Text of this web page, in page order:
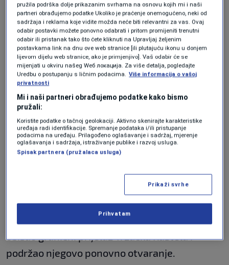
praćenje provođenja Ugovora između Bosne i
Hercegovine i Republike Hrvatske o graničnim
prijelazima na sjednici održanoj prije tri dana,
dok je odluka jučer dostavljena Sektoru za
carine.
Otvaranje ovog prijelaza rezultat je
višegodišnjih inicijativa i nastojanja lokalnih i
državnih zvaničnika da se građanima omogući
lakši prelazak granice, posebno u periodima
Kako je rečeno, značajan doprinos u rješavanju
ovog pitanja dao i član Predsjedništva BiH
Denis Bećirović, koji je tokom posjete Cazinu
obišao granični prijelaz Tržačka Raštela i
podržao njegovo ponovno otvaranje.
pružila podrška dolje prikazanim svrhama na osnovu kojih mi i naši
partneri obrađujemo podatke Ukoliko je praćenje onemogućeno, neki od
sadržaja i reklama koje vidite možda neće biti relevantni za vas. Ovaj
odabir postavki možete ponovno odabrati i pritom promijeniti trenutni
odabir ili pristanak tako što ćete kliknuti na Upravljaj željenim
postavkama link na dnu ove web stranice [ili plutajuću ikonu u donjem
lijevom dijelu web stranice, ako je primjenjivo]. Vaš odabir će se
mijenjati u okviru našeg Wеб локација. Za više detalja, pogledajte
Uredbu o postupanju s ličnim podacima. Više informacija o vašoj
privatnosti
Mi i naši partneri obrađujemo podatke kako bismo
pružali:
Koristite podatke o tačnoj geolokaciji. Aktivno skenirajte karakteristike
uređaja radi identifikacije. Spremanje podataka i/ili pristupanje
podacima na uređaju. Prilagođeno oglašavanje i sadržaj, mjerenje
oglašavanja i sadržaja, istraživanje publike i razvoj usluga.
Spisak partnera (pružalaca usluga)
Prikaži svrhe
Prihvatam